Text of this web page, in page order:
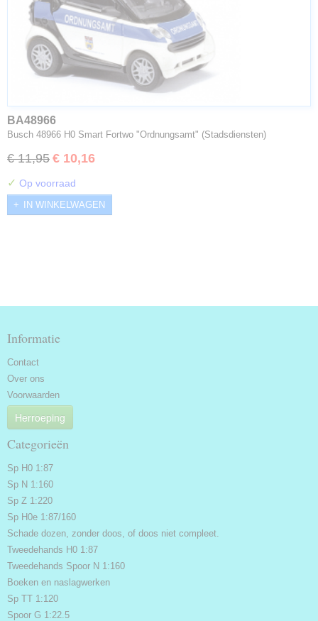
BA48966
Busch 48966 H0 Smart Fortwo "Ordnungsamt" (Stadsdiensten)
€ 11,95 € 10,16
✓ Op voorraad
IN WINKELWAGEN
Informatie
Contact
Over ons
Voorwaarden
Herroeping
Categorieën
Sp H0 1:87
Sp N 1:160
Sp Z 1:220
Sp H0e 1:87/160
Schade dozen, zonder doos, of doos niet compleet.
Tweedehands H0 1:87
Tweedehands Spoor N 1:160
Boeken en naslagwerken
Sp TT 1:120
Spoor G 1:22.5